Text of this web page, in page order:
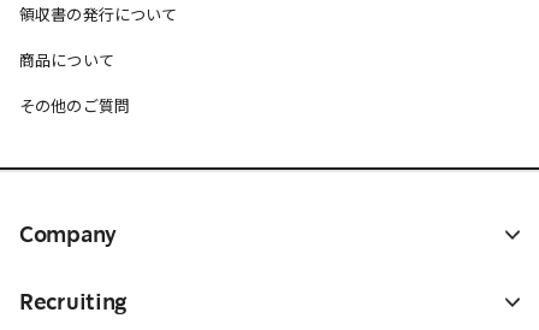
領収書の発行について
商品について
その他のご質問
Company
Recruiting